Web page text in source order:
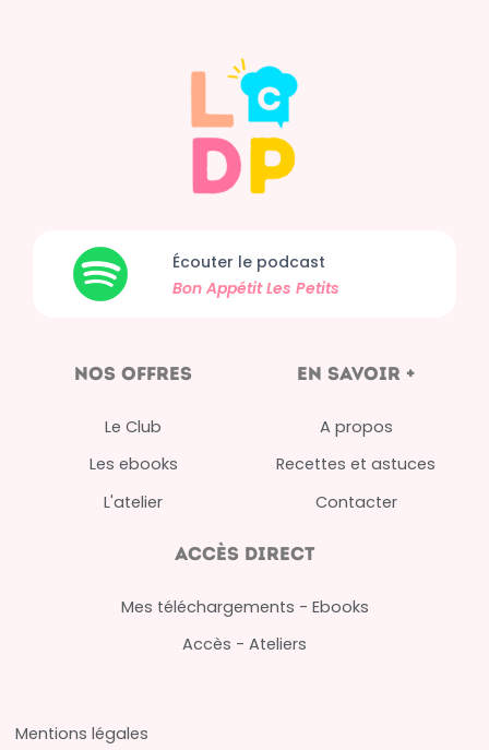
Écouter le podcast
Bon AppétitLes Petits
nos offres
Le Club
Les ebooks
L'atelier
en savoir +
A propos
Recettes et astuces
Contacter
Accès direct
Mes téléchargements - Ebooks
Accès - Ateliers
Mentions légales